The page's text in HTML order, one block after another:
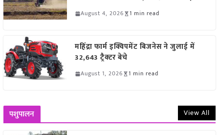
August 4, 2026 1 min read
महिंद्रा फार्म इक्विपमेंट बिजनेस ने जुलाई में
32,643 ट्रैक्टर बेचे
August 1, 2026 1 min read
पशुपालन View All